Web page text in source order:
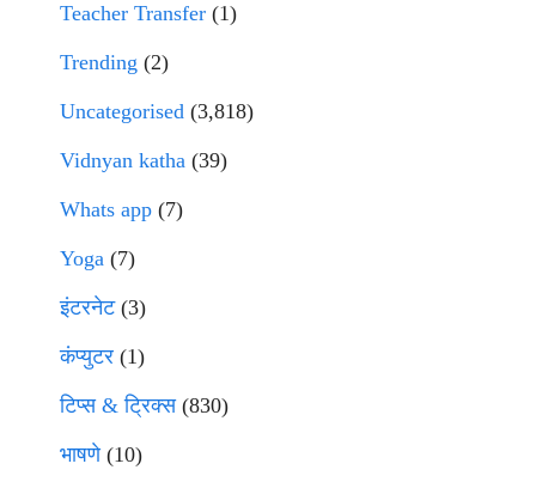
Teacher Transfer (1)
Trending (2)
Uncategorised (3,818)
Vidnyan katha (39)
Whats app (7)
Yoga (7)
इंटरनेट(3)
कंप्युटर (1)
टिप्स & ट्रिक्स(830)
भाषणे(10)